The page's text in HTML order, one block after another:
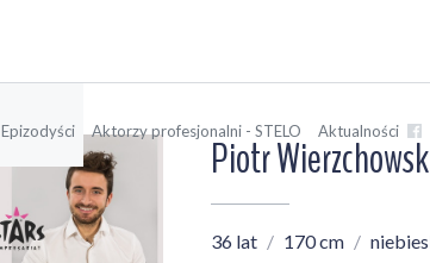
Epizodyści Aktorzy profesjonalni - STELO Aktualności
Piotr
36 lat 170 cm